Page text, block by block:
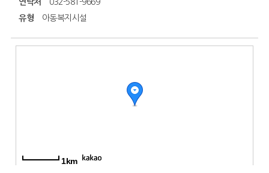
유형
아동복지시설
1km